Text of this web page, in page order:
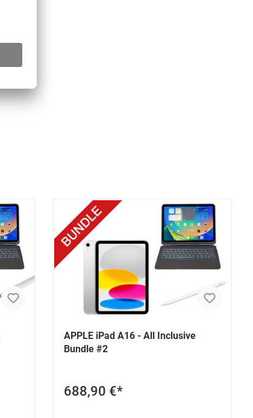
APPLE iPad A16 - All Inclusive
Bundle #2
688,90 €*